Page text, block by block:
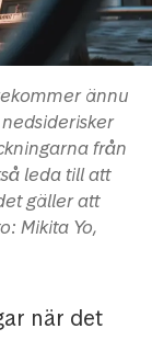
ännu
från
leda till att
gäller att
Mikita Yo,
när det